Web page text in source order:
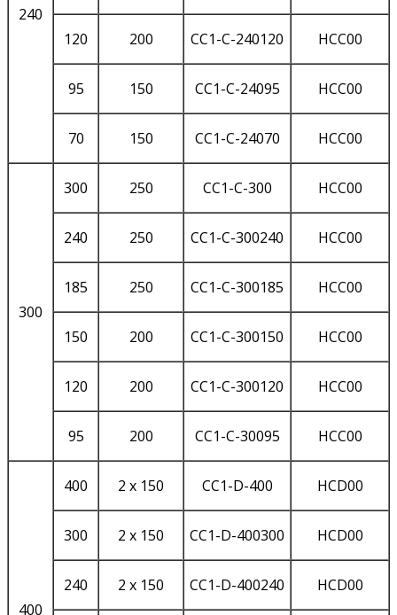
240
120 200 CC1-C-240120 HCC00
95 150 CC1-C-24095 HCC00
70 150 CC1-C-24070 HCC00
300
300 250 CC1-C-300 HCC00
240 250 CC1-C-300240 HCC00
185 250 CC1-C-300185 HCC00
150 200 CC1-C-300150 HCC00
120 200 CC1-C-300120 HCC00
95 200 CC1-C-30095 HCC00
400
400 2 x 150 CC1-D-400 HCD00
300 2 x 150 CC1-D-400300 HCD00
240 2 x 150 CC1-D-400240 HCD00